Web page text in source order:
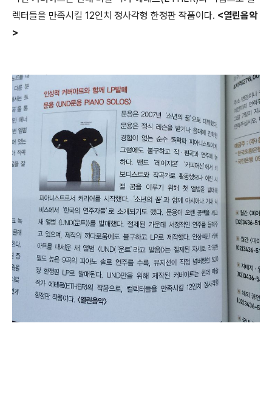
렉터들을 만족시킬 12인치 정사각형 한정판 작품이다. ​ <열린음악
>